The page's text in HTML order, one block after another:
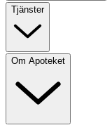
Tjänster
Om Apoteket